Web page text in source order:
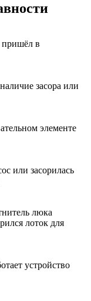
пришёл в
засора или
элементе
или засорилась
люка
лоток для
устройство